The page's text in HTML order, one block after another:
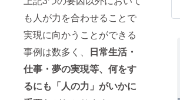
も人が力を合わせることで
実現に向かうことができる
事例は数多く、 日常生活・
仕事・夢の実現等、何をす
るにも「人の力」がいかに